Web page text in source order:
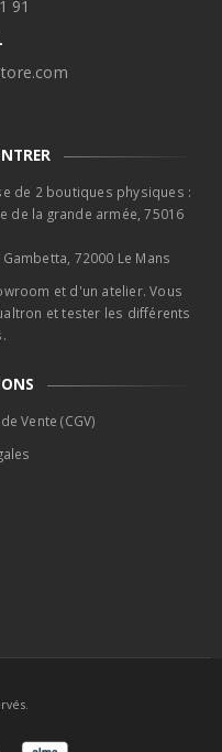
91
de 2 boutiques physiques :
de la grande armée, 75016
72000 Le Mans
et d'un atelier. Vous
et tester les différents
Vente (CGV)